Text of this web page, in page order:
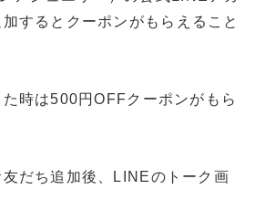
するとクーポンがもらえること
時は500円OFFクーポンがもら
だち追加後、LINEのトーク画